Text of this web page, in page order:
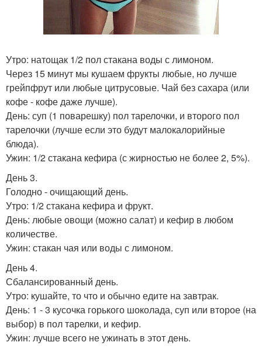
Утро: натощак 1/2 пол стакана воды с лимоном.
Через 15 минут мы кушаем фрукты любые, но лучше
грейпфрут или любые цитрусовые. Чай без сахара (или
кофе - кофе даже лучше).
День: суп (1 поварешку) пол тарелочки, и второго пол
тарелочки (лучше если это будут малокалорийные
блюда).
Ужин: 1/2 стакана кефира (с жирностью не более 2, 5%).
День 3.
Голодно - очищающий день.
Утро: 1/2 стакана кефира и фрукт.
День: любые овощи (можно салат) и кефир в любом
количестве.
Ужин: стакан чая или воды с лимоном.
День 4.
Сбалансированный день.
Утро: кушайте, то что и обычно едите на завтрак.
День: 1 - 3 кусочка горького шоколада, суп или второе (на
выбор) в пол тарелки, и кефир.
Ужин: лучше всего не ужинать в этот день.